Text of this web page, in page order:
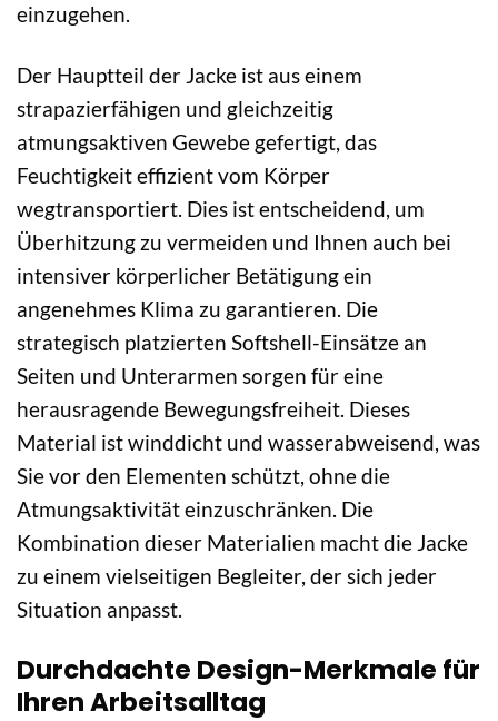
einzugehen.
Der Hauptteil der Jacke ist aus einem
strapazierfähigen und gleichzeitig
atmungsaktiven Gewebe gefertigt, das
Feuchtigkeit effizient vom Körper
wegtransportiert. Dies ist entscheidend, um
Überhitzung zu vermeiden und Ihnen auch bei
intensiver körperlicher Betätigung ein
angenehmes Klima zu garantieren. Die
strategisch platzierten Softshell-Einsätze an
Seiten und Unterarmen sorgen für eine
herausragende Bewegungsfreiheit. Dieses
Material ist winddicht und wasserabweisend, was
Sie vor den Elementen schützt, ohne die
Atmungsaktivität einzuschränken. Die
Kombination dieser Materialien macht die Jacke
zu einem vielseitigen Begleiter, der sich jeder
Situation anpasst.
Durchdachte Design-Merkmale für
Ihren Arbeitsalltag